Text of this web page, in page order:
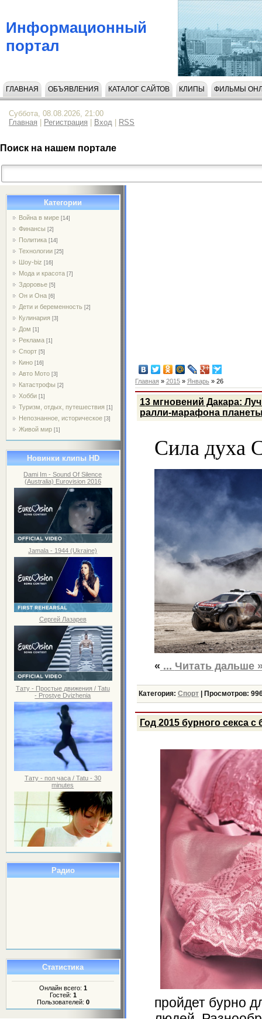
Информационный
портал
ГЛАВНАЯ ОБЪЯВЛЕНИЯ КАТАЛОГ САЙТОВ КЛИПЫ ФИЛЬМЫ
Суббота, 08.08.2026, 21:00
Главная
Регистрация Вход RSS
Поиск на нашем портале
Категории
Война в мире [14]
Финансы [2]
Политика [14]
Технологии [25]
Шоу-biz [16]
Мода и красота [7]
Здоровье [5]
Он и Она [6]
Дети и беременность [2]
Кулинария [3]
Дом [1]
Реклама [1]
Спорт [5]
Кино [16]
Авто Мото [3]
Катастрофы [2]
Хобби [1]
Туризм, отдых, путешествия [1]
Непознанное, историческое [3]
Живой мир [1]
Новинки клипы HD
Dami Im - Sound Of Silence
(Australia) Eurovision 2016
Jamala - 1944 (Ukraine)
Сергей Лазарев
Тату - Простые движения / Tatu
- Prostye Dvizhenia
Тату - пол часа / Tatu - 30
minutes
Радио
Статистика
Онлайн всего: 1
Гостей: 1
Пользователей: 0
Главная » 2015 » Январь » 26
13 мгновений Дакара:
ралли-марафона
Сила духа
« ... Читать дальше
Категория: Спорт| Просмотров:
Год 2015 бурного секса
пройдет бурно